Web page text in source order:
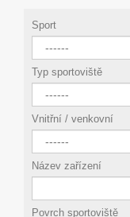
Sport
Typ sportoviště
Vnitřní / venkovní
Název zařízení
Povrch sportoviště